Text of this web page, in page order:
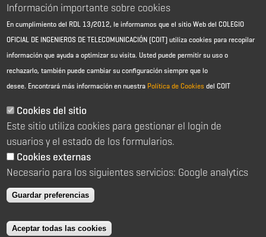
Aviso Legal - Información general
Política de cookies
Política de reembolso
Sitemap
C/ Almagro 2 1º Izqda 28010 Madrid
91 391 10 66
coit@coit.es
Información importante sobre cookies
En cumplimiento del RDL 13/2012, le informamos que el sitio Web del COLEGIO
OFICIAL DE INGENIEROS DE TELECOMUNICACIÓN (COIT) utiliza cookies para recopilar
información que ayuda a optimizar su visita. Usted puede permitir su uso o
rechazarlo, también puede cambiar su configuración siempre que lo
desee. Encontrará más información en nuestra Política de Cookies del COIT
Cookies del sitio
Este sitio utiliza cookies para gestionar el login de
usuarios y el estado de los formularios.
Cookies externas
Necesario para los siguientes servicios: Google analytics
Guardar preferencias
Aceptar todas las cookies